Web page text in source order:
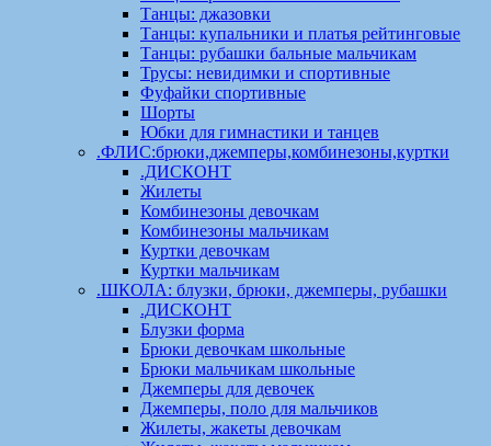
Танцы: джазовки
Танцы: купальники и платья рейтинговые
Танцы: рубашки бальные мальчикам
Трусы: невидимки и спортивные
Фуфайки спортивные
Шорты
Юбки для гимнастики и танцев
.ФЛИС:брюки,джемперы,комбинезоны,куртки
.ДИСКОНТ
Жилеты
Комбинезоны девочкам
Комбинезоны мальчикам
Куртки девочкам
Куртки мальчикам
.ШКОЛА: блузки, брюки, джемперы, рубашки
.ДИСКОНТ
Блузки форма
Брюки девочкам школьные
Брюки мальчикам школьные
Джемперы для девочек
Джемперы, поло для мальчиков
Жилеты, жакеты девочкам